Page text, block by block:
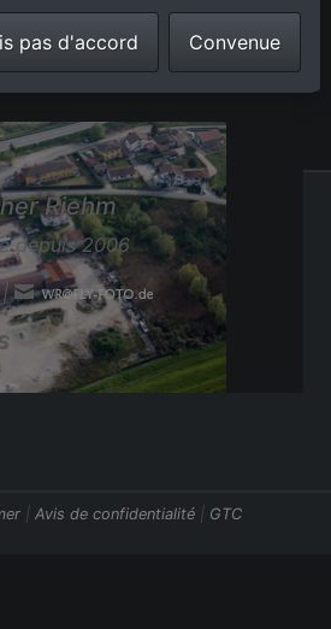
aériennes de la boutique en
Riehm
depuis 2006
|
| Avis de confidentialité | GTC
pas d'accord Convenue